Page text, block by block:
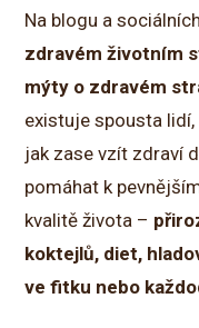
Na blogu a
zdravém životním
mýty o zdravém
existuje spousta
jak zase vzít zdraví
pomáhat k
kvalitě života –
koktejlů, diet,
ve fitku nebo